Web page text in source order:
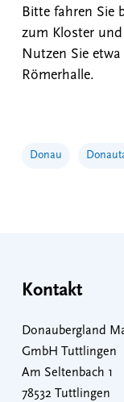
Bitte fahren Sie
zum Kloster
Nutzen Sie
Römerhalle.
Donau
Kontakt
Donaubergland
GmbH Tuttlingen
Am Seltenbach 1
78532 Tuttlingen